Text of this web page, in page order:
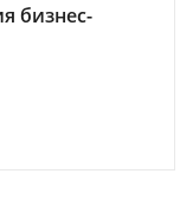
бизнес-